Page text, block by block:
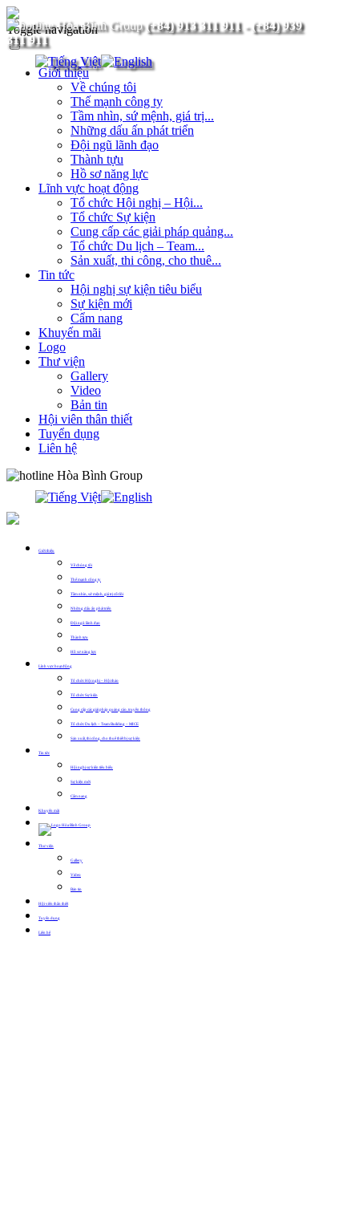
(+84) 913 311 911- (+84) 939
311 911
Toggle navigation
Giới thiệu
Về chúng tôi
Thế mạnh công ty
Tầm nhìn, sứ mệnh, giá trị...
Những dấu ấn phát triển
Đội ngũ lãnh đạo
Thành tựu
Hồ sơ năng lực
Lĩnh vực hoạt động
Tổ chức Hội nghị – Hội...
Tổ chức Sự kiện
Cung cấp các giải pháp quảng...
Tổ chức Du lịch – Team...
Sản xuất, thi công, cho thuê...
Tin tức
Hội nghị sự kiện tiêu biểu
Sự kiện mới
Cẩm nang
Khuyến mãi
Logo
Thư viện
Gallery
Video
Bản tin
Hội viên thân thiết
Tuyển dụng
Liên hệ
Giới thiệu
Về chúng tôi
Thế mạnh công ty
Tầm nhìn, sứ mệnh, giá trị cốt lõi
Những dấu ấn phát triển
Đội ngũ lãnh đạo
Thành tựu
Hồ sơ năng lực
Lĩnh vực hoạt động
Tổ chức Hội nghị – Hội thảo
Tổ chức Sự kiện
Cung cấp các giải pháp quảng cáo, truyền thông
Tổ chức Du lịch – Team Building – MICE
Sản xuất, thi công, cho thuê thiết bị sự kiện
Tin tức
Hội nghị sự kiện tiêu biểu
Sự kiện mới
Cẩm nang
Khuyến mãi
Thư viện
Gallery
Video
Bản tin
Hội viên thân thiết
Tuyển dụng
Liên hệ